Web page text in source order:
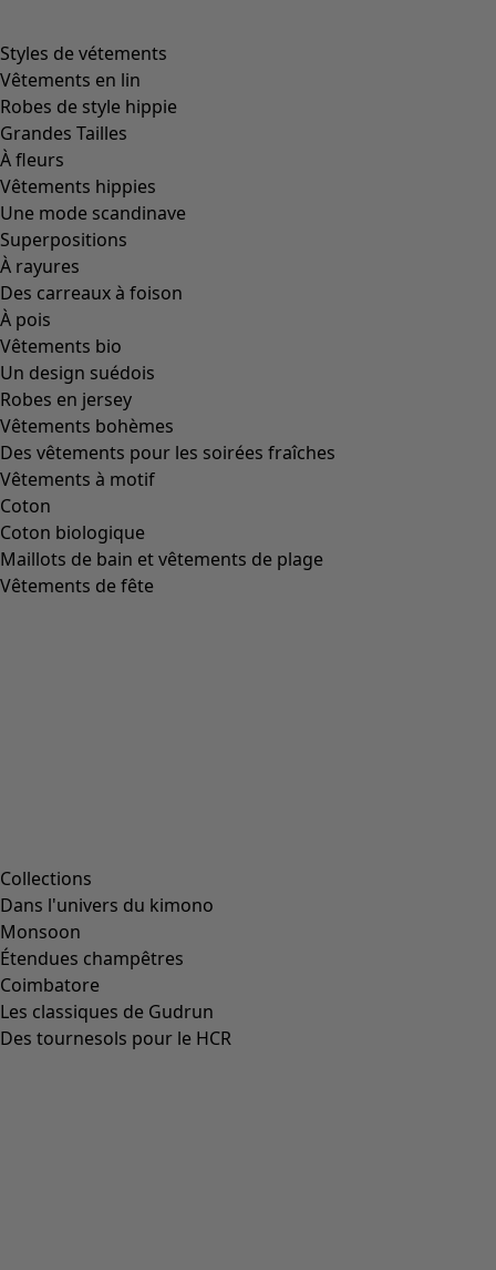
Styles de vétements
Vêtements en lin
Robes de style hippie
Grandes Tailles
À fleurs
Vêtements hippies
Une mode scandinave
Superpositions
À rayures
Des carreaux à foison
À pois
Vêtements bio
Un design suédois
Robes en jersey
Vêtements bohèmes
Des vêtements pour les soirées fraîches
Vêtements à motif
Coton
Coton biologique
Maillots de bain et vêtements de plage
Vêtements de fête
Collections
Dans l'univers du kimono
Monsoon
Étendues champêtres
Coimbatore
Les classiques de Gudrun
Des tournesols pour le HCR